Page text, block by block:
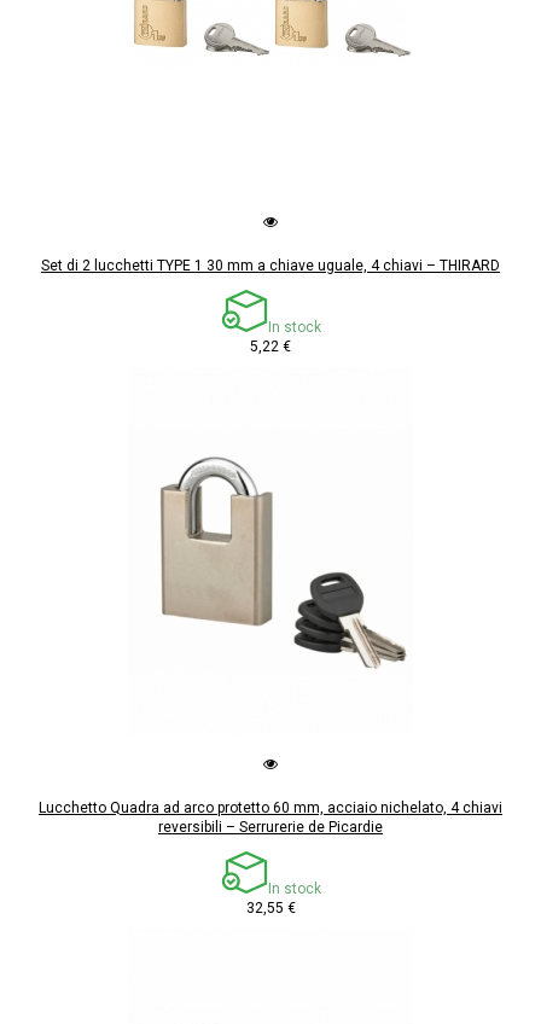
Set di 2 lucchetti TYPE 1 30 mm a chiave uguale, 4 chiavi – THIRARD
In stock
5,22 €
Lucchetto Quadra ad arco protetto 60 mm, acciaio nichelato, 4 chiavi
reversibili – Serrurerie de Picardie
In stock
32,55 €